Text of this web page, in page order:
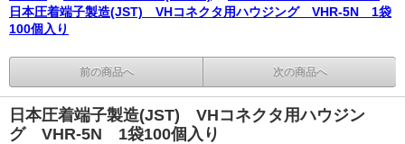
日本圧着端子製造(JST) VHコネクタ用ハウジング VHR-5N 1袋
100個入り
前の商品へ 次の商品へ
日本圧着端子製造(JST) VHコネクタ用ハウジン
グ VHR-5N 1袋100個入り